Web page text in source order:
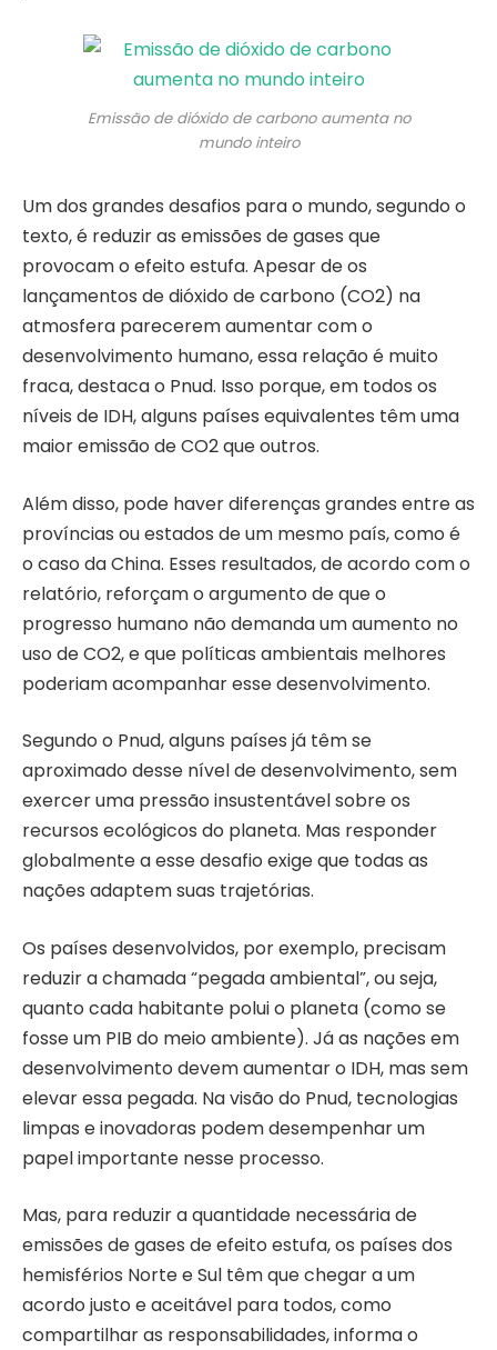
Emissão de dióxido de carbono aumenta no
mundo inteiro
Um dos grandes desafios para o mundo, segundo o
texto, é reduzir as emissões de gases que
provocam o efeito estufa. Apesar de os
lançamentos de dióxido de carbono (CO2) na
atmosfera parecerem aumentar com o
desenvolvimento humano, essa relação é muito
fraca, destaca o Pnud. Isso porque, em todos os
níveis de IDH, alguns países equivalentes têm uma
maior emissão de CO2 que outros.
Além disso, pode haver diferenças grandes entre as
províncias ou estados de um mesmo país, como é
o caso da China. Esses resultados, de acordo com o
relatório, reforçam o argumento de que o
progresso humano não demanda um aumento no
uso de CO2, e que políticas ambientais melhores
poderiam acompanhar esse desenvolvimento.
Segundo o Pnud, alguns países já têm se
aproximado desse nível de desenvolvimento, sem
exercer uma pressão insustentável sobre os
recursos ecológicos do planeta. Mas responder
globalmente a esse desafio exige que todas as
nações adaptem suas trajetórias.
Os países desenvolvidos, por exemplo, precisam
reduzir a chamada “pegada ambiental”, ou seja,
quanto cada habitante polui o planeta (como se
fosse um PIB do meio ambiente). Já as nações em
desenvolvimento devem aumentar o IDH, mas sem
elevar essa pegada. Na visão do Pnud, tecnologias
limpas e inovadoras podem desempenhar um
papel importante nesse processo.
Mas, para reduzir a quantidade necessária de
emissões de gases de efeito estufa, os países dos
hemisférios Norte e Sul têm que chegar a um
acordo justo e aceitável para todos, como
compartilhar as responsabilidades, informa o